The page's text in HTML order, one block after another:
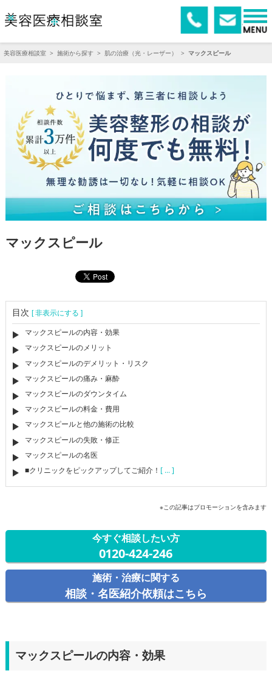
美容医療相談室 > 施術から探す > 肌の治療（光・レーザー） > マックスピール
マックスピール
目次[ 非表示にする ]
マックスピールの内容・効果
マックスピールのメリット
マックスピールのデメリット・リスク
マックスピールの痛み・麻酔
マックスピールのダウンタイム
マックスピールの料金・費用
マックスピールと他の施術の比較
マックスピールの失敗・修正
マックスピールの名医
■クリニックをピックアップしてご紹介！ [ ... ]
※この記事はプロモーションを含みます
今すぐ相談したい方
0120-424-246
施術・治療に関する
相談・名医紹介依頼はこちら
マックスピールの内容・効果